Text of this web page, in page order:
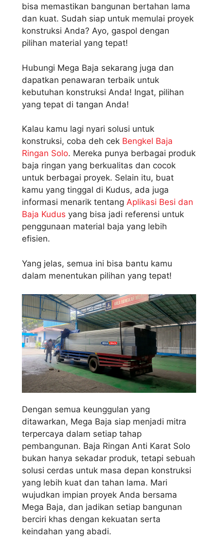
bisa memastikan bangunan bertahan lama
dan kuat. Sudah siap untuk memulai proyek
konstruksi Anda? Ayo, gaspol dengan
pilihan material yang tepat!
Hubungi Mega Baja sekarang juga dan
dapatkan penawaran terbaik untuk
kebutuhan konstruksi Anda! Ingat, pilihan
yang tepat di tangan Anda!
Kalau kamu lagi nyari solusi untuk
konstruksi, coba deh cek Bengkel Baja
Ringan Solo. Mereka punya berbagai produk
baja ringan yang berkualitas dan cocok
untuk berbagai proyek. Selain itu, buat
kamu yang tinggal di Kudus, ada juga
informasi menarik tentang Aplikasi Besi dan
Baja Kudus yang bisa jadi referensi untuk
penggunaan material baja yang lebih
efisien.
Yang jelas, semua ini bisa bantu kamu
dalam menentukan pilihan yang tepat!
Dengan semua keunggulan yang
ditawarkan, Mega Baja siap menjadi mitra
terpercaya dalam setiap tahap
pembangunan. Baja Ringan Anti Karat Solo
bukan hanya sekadar produk, tetapi sebuah
solusi cerdas untuk masa depan konstruksi
yang lebih kuat dan tahan lama. Mari
wujudkan impian proyek Anda bersama
Mega Baja, dan jadikan setiap bangunan
berciri khas dengan kekuatan serta
keindahan yang abadi.